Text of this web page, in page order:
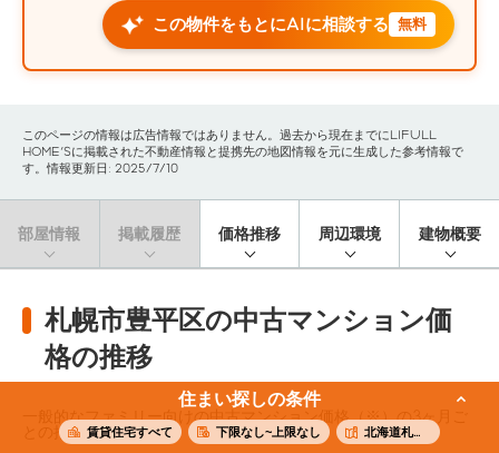
住まい探しの条件
賃貸住宅すべて 下限なし~上限なし 北海道札幌市豊平区
この物件をもとにAIに相談する 無料
このページの情報は広告情報ではありません。過去から現在までにLIFULL
HOME'Sに掲載された不動産情報と提携先の地図情報を元に生成した参考情報で
す。情報更新日: 2025/7/10
部屋情報 掲載履歴 価格推移 周辺環境 建物概要
札幌市豊平区の中古マンション価
格の推移
一般的なファミリー向けの中古マンション価格（※）の3ヶ月ご
との推移です。